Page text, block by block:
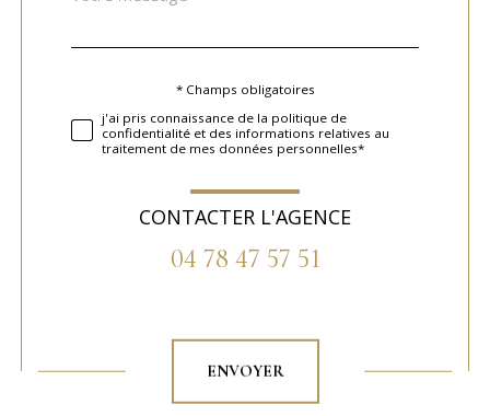
Validation* Champs obligatoires
j'ai pris connaissance de la politique de
confidentialité et des informations relatives au
traitement de mes données personnelles*
CONTACTER L'AGENCE
04 78 47 57 51
ENVOYER